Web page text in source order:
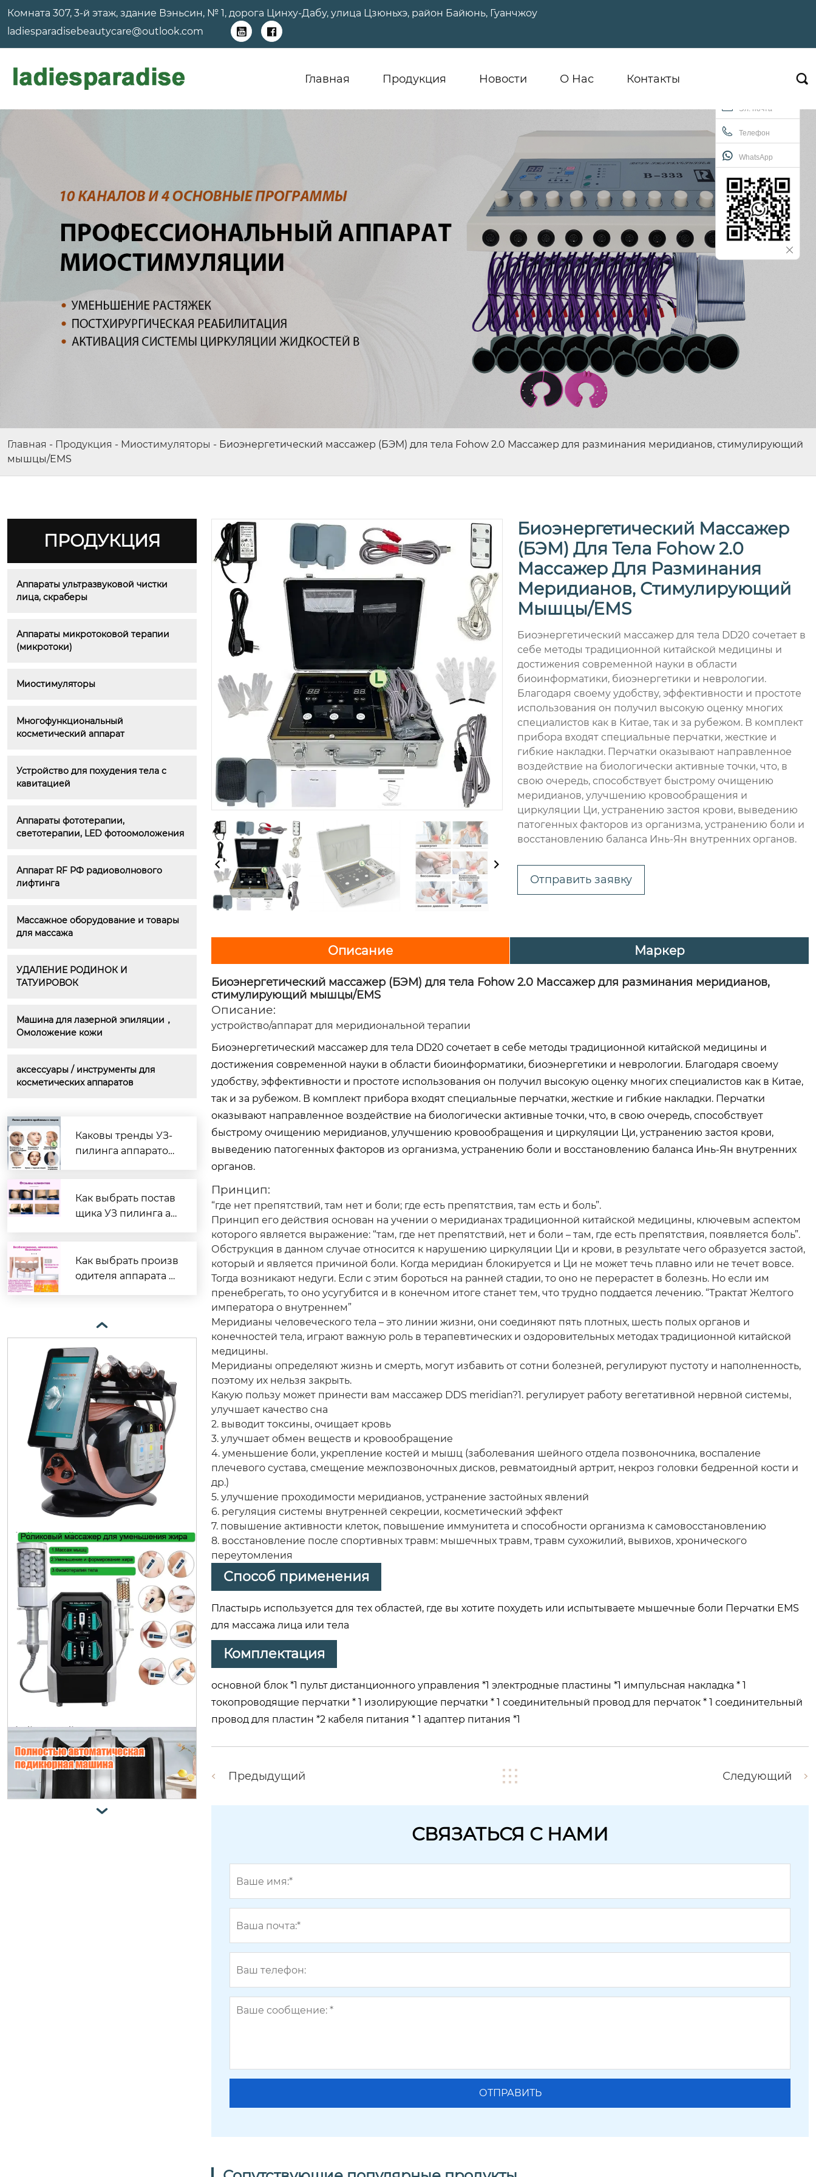
Комната 307, 3-й этаж, здание Вэньсин, № 1, дорога Цинху-Дабу, улица Цзюньхэ, район Байюнь, Гуанчжоу
ladiesparadisebeautycare@outlook.com
 
Главная Продукция Новости О Hас Контакты 
Главная - Продукция - Миостимуляторы - Биоэнергетический массажер (БЭМ) для тела Fohow 2.0 Массажер для разминания меридианов, стимулирующий
мышцы/EMS
ПРОДУКЦИЯ
Аппараты ультразвуковой чистки
лица, скраберы
Аппараты микротоковой терапии
(микротоки)
Миостимуляторы
Многофункциональный
косметический аппарат
Устройство для похудения тела с
кавитацией
Аппараты фототерапии,
светотерапии, LED фотоомоложения
Аппарат RF РФ радиоволнового
лифтинга
Массажное оборудование и товары
для массажа
УДАЛЕНИЕ РОДИНОК И
ТАТУИРОВОК
Машина для лазерной эпиляции，
Омоложение кожи
аксессуары / инструменты для
косметических аппаратов
Каковы тренды УЗ-
пилинга аппаратов
Как выбрать постав
щика УЗ пилинга ап
Как выбрать произв
одителя аппарата у

аппарат для миостимуляции масс
аж тела формирование фигуры м
иостимулятор ems b-333
ladiesparadise косметологический
аппарат многофункциональное о
борудование для чистки лица vy-
e08a

Биоэнергетический Массажер
(БЭМ) Для Тела Fohow 2.0
Массажер Для Разминания
Меридианов, Стимулирующий
Мышцы/EMS
Биоэнергетический массажер для тела DD20 сочетает в
себе методы традиционной китайской медицины и
достижения современной науки в области
биоинформатики, биоэнергетики и неврологии.
Благодаря своему удобству, эффективности и простоте
использования он получил высокую оценку многих
специалистов как в Китае, так и за рубежом. В комплект
прибора входят специальные перчатки, жесткие и
гибкие накладки. Перчатки оказывают направленное
воздействие на биологически активные точки, что, в
свою очередь, способствует быстрому очищению
меридианов, улучшению кровообращения и
циркуляции Ци, устранению застоя крови, выведению
патогенных факторов из организма, устранению боли и
восстановлению баланса Инь-Ян внутренних органов.
Отправить заявку
Описание Маркер
Биоэнергетический массажер (БЭМ) для тела Fohow 2.0 Массажер для разминания меридианов,
стимулирующий мышцы/EMS
Описание:
устройство/аппарат для меридиональной терапии
Биоэнергетический массажер для тела DD20 сочетает в себе методы традиционной китайской медицины и
достижения современной науки в области биоинформатики, биоэнергетики и неврологии. Благодаря своему
удобству, эффективности и простоте использования он получил высокую оценку многих специалистов как в Китае,
так и за рубежом. В комплект прибора входят специальные перчатки, жесткие и гибкие накладки. Перчатки
оказывают направленное воздействие на биологически активные точки, что, в свою очередь, способствует
быстрому очищению меридианов, улучшению кровообращения и циркуляции Ци, устранению застоя крови,
выведению патогенных факторов из организма, устранению боли и восстановлению баланса Инь-Ян внутренних
органов.
Принцип:
“где нет препятствий, там нет и боли; где есть препятствия, там есть и боль”.
Принцип его действия основан на учении о меридианах традиционной китайской медицины, ключевым аспектом
которого является выражение: “там, где нет препятствий, нет и боли – там, где есть препятствия, появляется боль”.
Обструкция в данном случае относится к нарушению циркуляции Ци и крови, в результате чего образуется застой,
который и является причиной боли. Когда меридиан блокируется и Ци не может течь плавно или не течет вовсе.
Тогда возникают недуги. Если с этим бороться на ранней стадии, то оно не перерастет в болезнь. Но если им
пренебрегать, то оно усугубится и в конечном итоге станет тем, что трудно поддается лечению. “Трактат Желтого
императора о внутреннем”
Меридианы человеческого тела – это линии жизни, они соединяют пять плотных, шесть полых органов и
конечностей тела, играют важную роль в терапевтических и оздоровительных методах традиционной китайской
медицины.
Меридианы определяют жизнь и смерть, могут избавить от сотни болезней, регулируют пустоту и наполненность,
поэтому их нельзя закрыть.
Какую пользу может принести вам массажер DDS meridian?1. регулирует работу вегетативной нервной системы,
улучшает качество сна
2. выводит токсины, очищает кровь
3. улучшает обмен веществ и кровообращение
4. уменьшение боли, укрепление костей и мышц (заболевания шейного отдела позвоночника, воспаление
плечевого сустава, смещение межпозвоночных дисков, ревматоидный артрит, некроз головки бедренной кости и
др.)
5. улучшение проходимости меридианов, устранение застойных явлений
6. регуляция системы внутренней секреции, косметический эффект
7. повышение активности клеток, повышение иммунитета и способности организма к самовосстановлению
8. восстановление после спортивных травм: мышечных травм, травм сухожилий, вывихов, хронического
переутомления
Способ применения
Пластырь используется для тех областей, где вы хотите похудеть или испытываете мышечные боли Перчатки EMS
для массажа лица или тела
Комплектация
основной блок *1 пульт дистанционного управления *1 электродные пластины *1 импульсная накладка * 1
токопроводящие перчатки * 1 изолирующие перчатки * 1 соединительный провод для перчаток * 1 соединительный
провод для пластин *2 кабеля питания * 1 адаптер питания *1
Предыдущий Следующий
СВЯЗАТЬСЯ С НАМИ
Эл. почта
Телефон
WhatsApp